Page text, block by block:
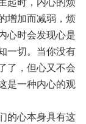
增加而减弱，烦
心时会发现心是
一切。当你没有
了，但心又不会
是一种内心的观
的心本身具有这